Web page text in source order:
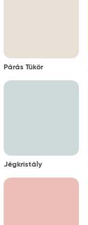
Párás Tükör
Jégkristály